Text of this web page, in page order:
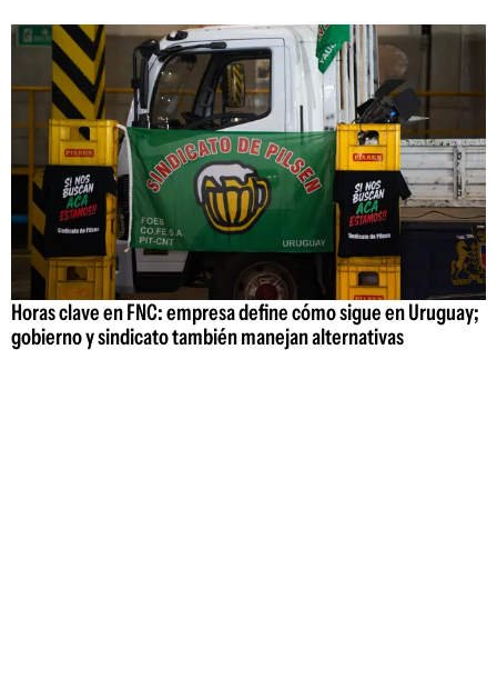
Horas clave en FNC: empresa define cómo sigue en Uruguay;
gobierno y sindicato también manejan alternativas